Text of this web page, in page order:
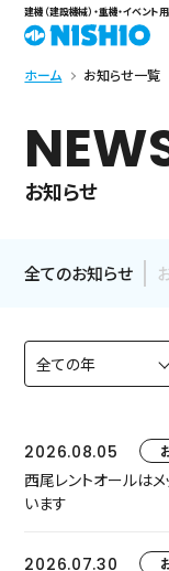
建機（建設機械）・重機・イベント
ホーム お知らせ一覧
お知らせ
全てのお知らせ
2026.08.05
西尾レントオールは
います
2026.07.30